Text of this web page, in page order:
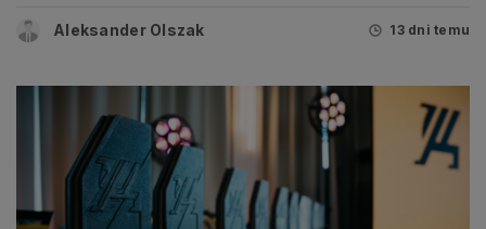
Aleksander Olszak 13 dni temu